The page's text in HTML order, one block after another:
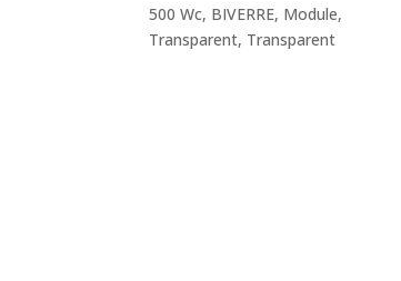
500 Wc, BIVERRE, Module,
Transparent, Transparent